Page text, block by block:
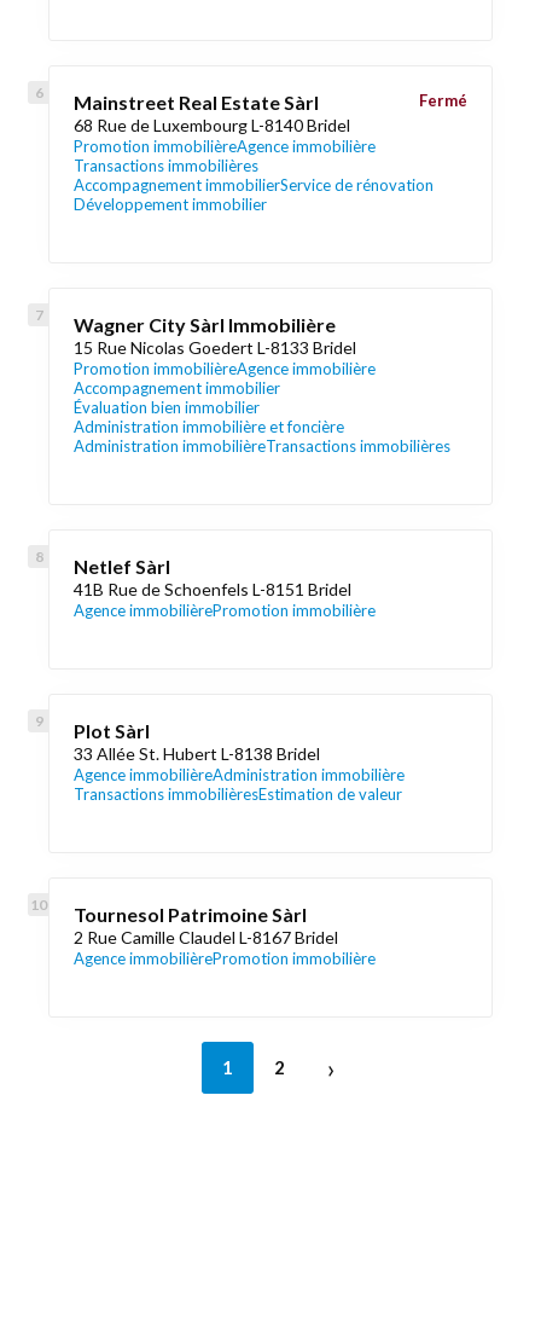
Mainstreet Real Estate Sàrl
68 Rue de Luxembourg L-8140 Bridel
Promotion immobilièreAgence immobilière
Transactions immobilières
Accompagnement immobilierService de rénovation
Développement immobilier
Fermé
Wagner City Sàrl Immobilière
15 Rue Nicolas Goedert L-8133 Bridel
Promotion immobilièreAgence immobilière
Accompagnement immobilier
Évaluation bien immobilier
Administration immobilière et foncière
Administration immobilièreTransactions immobilières
Netlef Sàrl
41B Rue de Schoenfels L-8151 Bridel
Agence immobilièrePromotion immobilière
Plot Sàrl
33 Allée St. Hubert L-8138 Bridel
Agence immobilièreAdministration immobilière
Transactions immobilièresEstimation de valeur
Tournesol Patrimoine Sàrl
2 Rue Camille Claudel L-8167 Bridel
Agence immobilièrePromotion immobilière
1 2 ›